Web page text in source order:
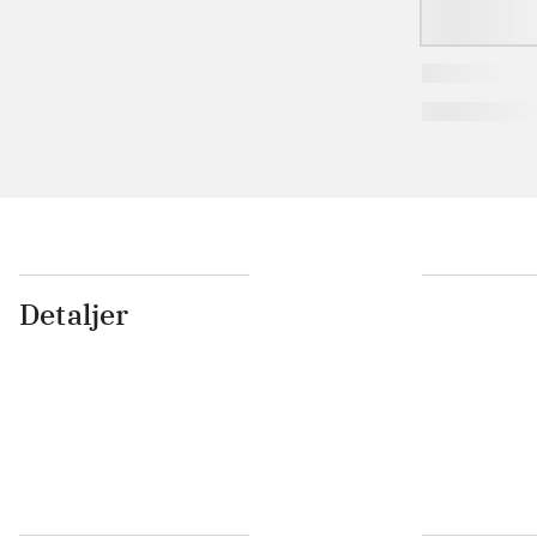
Detaljer